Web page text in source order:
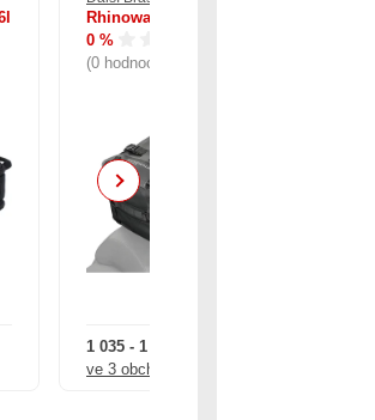
Rhinowalk RW-MT2208
0 %
(0 hodnocení)
1 035 - 1 089 Kč
ve 3 obchodech
Next